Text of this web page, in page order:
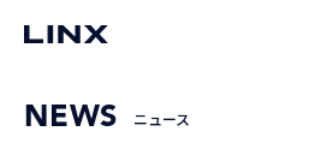
NEWS ニュース